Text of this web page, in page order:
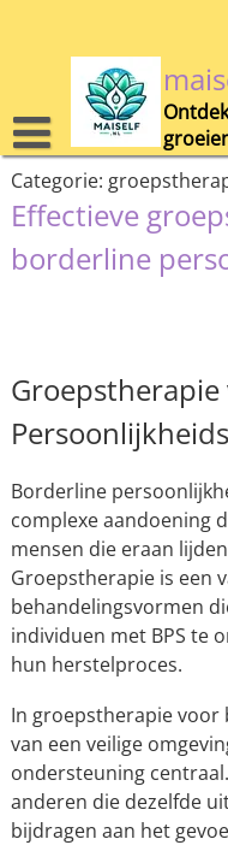
Categorie:
Effectieve
borderline
Borderline
complexe aandoening
mensen die eraan
Groepstherapie is een
behandelingsvormen
individuen met BPS te
hun herstelproces.
In groepstherapie
van een veilige
ondersteuning
anderen die dezelfde
bijdragen aan het